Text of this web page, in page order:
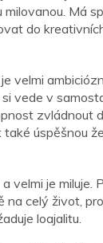
Má
do
velmi
vede v
zvládnout
úspěšnou
velmi je miluje.
na celý život,
loajalitu.